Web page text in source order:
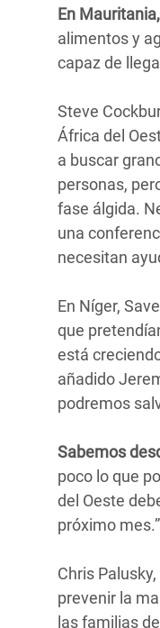
En
alimentos y
capaz de
Steve
África del
a buscar
personas,
fase álgida.
una
necesitan
En Níger,
que
está
añadido
podremos
Sabemos
poco lo que
del Oeste
próximo mes.”
Chris
prevenir la
las familias